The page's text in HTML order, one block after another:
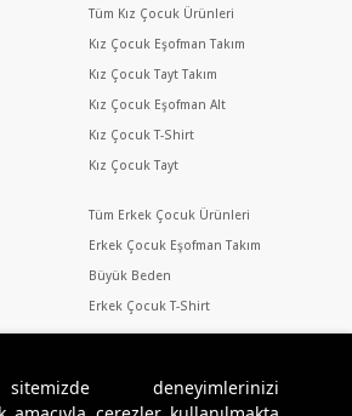
deneyimlerinizi
Tüm Kız Çocuk Ürünleri
Kız Çocuk Eşofman Takım
Kız Çocuk Tayt Takım
Kız Çocuk Eşofman Alt
Kız Çocuk T-Shirt
Kız Çocuk Tayt
Tüm Erkek Çocuk Ürünleri
Erkek Çocuk Eşofman Takım
Büyük Beden
Erkek Çocuk T-Shirt